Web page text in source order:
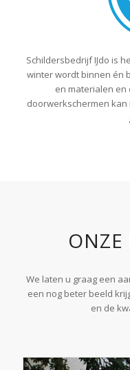
Schildersbedrijf IJdo is
winter wordt binnen én
en materialen en
doorwerkschermen
ONZE
We laten u graag een
een nog beter beeld
en de